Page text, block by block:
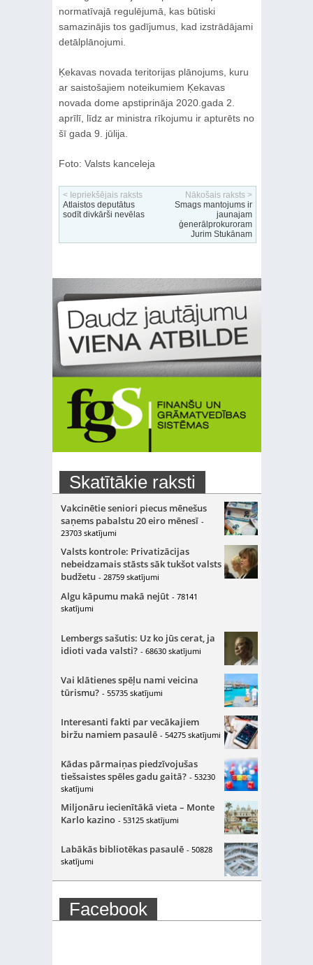
normatīvajā regulējumā, kas būtiski
samazinājis tos gadījumus, kad izstrādājami
detālplānojumi.
Ķekavas novada teritorijas plānojums, kuru
ar saistošajiem noteikumiem Ķekavas
novada dome apstiprināja 2020.gada 2.
aprīlī, līdz ar ministra rīkojumu ir apturēts no
šī gada 9. jūlija.
Foto: Valsts kanceleja
< Iepriekšējais raksts
Atlaistos deputātus
sodīt divkārši nevēlas
Nākošais raksts >
Smags mantojums ir
jaunajam
ģenerālprokuroram
Jurim Stukānam
Skatītākie raksti
Vakcinētie seniori piecus mēnešus
saņems pabalstu 20 eiro mēnesī -
23703 skatījumi
Valsts kontrole: Privatizācijas
nebeidzamais stāsts sāk tukšot valsts
budžetu - 28759 skatījumi
Algu kāpumu makā nejūt - 78141
skatījumi
Lembergs sašutis: Uz ko jūs cerat, ja
idioti vada valsti? - 68630 skatījumi
Vai klātienes spēļu nami veicina
tūrismu? - 55735 skatījumi
Interesanti fakti par vecākajiem
biržu namiem pasaulē - 54275 skatījumi
Kādas pārmaiņas piedzīvojušas
tiešsaistes spēles gadu gaitā? - 53230
skatījumi
Miljonāru iecienītākā vieta – Monte
Karlo kazino - 53125 skatījumi
Labākās bibliotēkas pasaulē - 50828
skatījumi
Facebook